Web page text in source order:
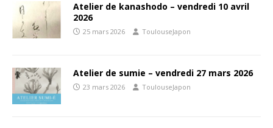
Atelier de kanashodo – vendredi 10 avril
2026
25 mars 2026 ToulouseJapon
Atelier de sumie – vendredi 27 mars 2026
23 mars 2026 ToulouseJapon